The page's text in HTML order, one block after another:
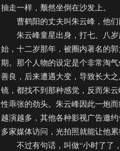
抽走一样，颓然坐倒在沙发上。
曹鹤阳的丈夫叫朱云峰，他们
朱云峰童星出身，打七、八岁
始，十二岁那年，被圈内著名的
期。那个人物的设定是个非常淘
善良，后来遭遇大变，导致长大
镜，都找不到那种感觉，反而朱
性乖张的劲头。朱云峰因此一炮
越演越多，其他各种影视广告邀
多家媒体访问，光拍照就能让他累
不过有句话，叫做“小时了了，